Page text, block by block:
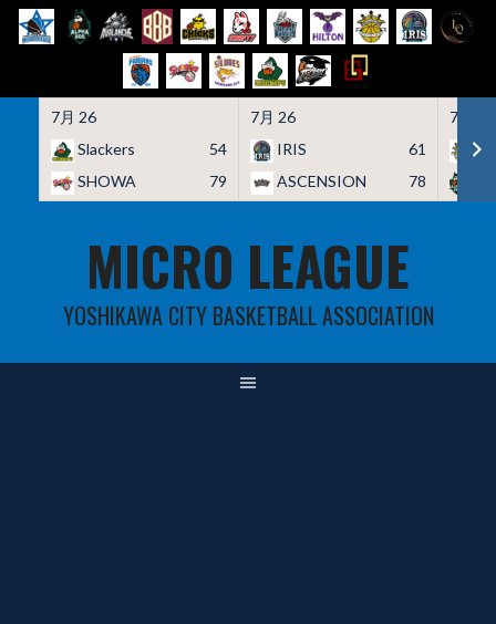
7月 26
Slackers
54
SHOWA
79
7月 26
IRIS
61
ASCENSION
78
7月 26
MICRO LEAGUE
YOSHIKAWA CITY BASKETBALL ASSOCIATION